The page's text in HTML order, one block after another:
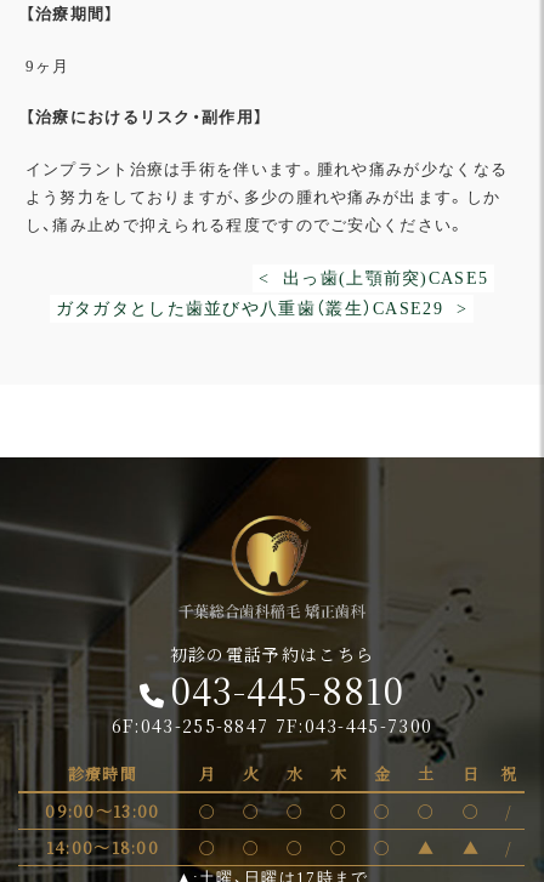
【治療期間】
9ヶ月
【治療におけるリスク・副作用】
インプラント治療は手術を伴います。腫れや痛みが少なくなる
よう努力をしておりますが、多少の腫れや痛みが出ます。しか
し、痛み止めで抑えられる程度ですのでご安心ください。
< 出っ歯(上顎前突)CASE5
ガタガタとした歯並びや八重歯（叢生）CASE29 >
初診の電話予約はこちら
043-445-8810
6F:043-255-8847 7F:043-445-7300
診療時間 月 火 水 木 金 土 日
祝
09:00～13:00
〇 〇 〇 〇 〇 〇 〇
/
14:00～18:00
〇 〇 〇 〇 〇 ▲ ▲ /
▲:土曜、日曜は17時まで